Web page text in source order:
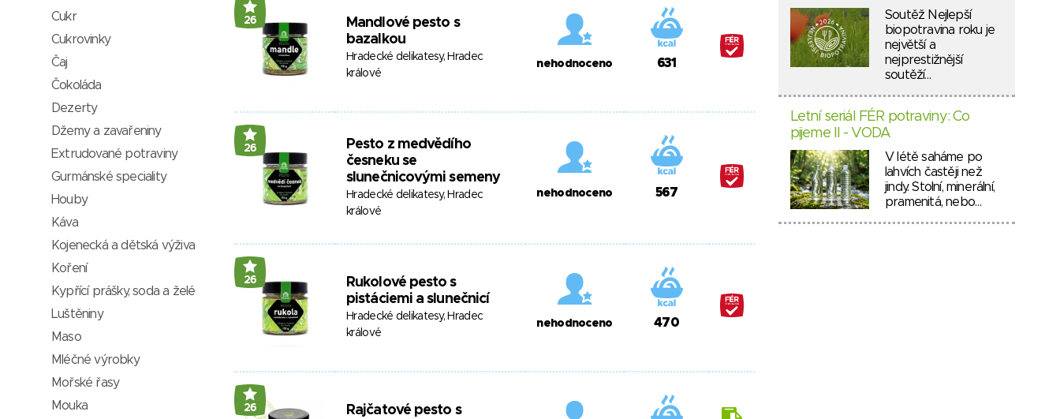
26
Mandlové pesto s
bazalkou
Hradecké delikatesy, Hradec
králové
nehodnoceno 631
26
Pesto z medvědího
česneku se
slunečnicovými semeny
Hradecké delikatesy, Hradec
králové
nehodnoceno 567
26
Rukolové pesto s
pistáciemi a slunečnicí
Hradecké delikatesy, Hradec
králové
nehodnoceno 470
26
Rajčatové pesto s
Cukr
Cukrovinky
Čaj
Čokoláda
Dezerty
Džemy a zavařeniny
Extrudované potraviny
Gurmánské speciality
Houby
Káva
Kojenecká a dětská výživa
Koření
Kypřící prášky, soda a želé
Luštěniny
Maso
Mléčné výrobky
Mořské řasy
Mouka
Soutěž Nejlepší
biopotravina roku je
největší a
nejprestižnější
soutěží…
Letní seriál FÉR potraviny: Co
pijeme II - VODA
V létě saháme po
lahvích častěji než
jindy. Stolní, minerální,
pramenitá, nebo…